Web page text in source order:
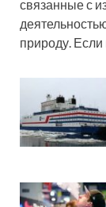
связанные с
природу. Если